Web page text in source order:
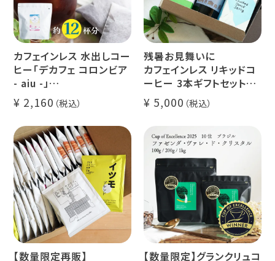
カフェインレス 水出しコー
ヒー「デカフェ コロンビア
- aiu -」
24g×6個（約12杯分）
マウンテンウォータープロ
セス カフェインレスコーヒ
ー豆100%使用 メール便
でお届け
2,160
残暑お見舞いに
カフェインレス リキッドコ
ーヒー 3本ギフトセット
クラッシュド デカフェ ゼリ
ー 1本
デカフェ オレベース【無
糖】1本
デカフェ アイスコーヒー 1
5,000
【数量限定再販】
【数量限定】グランクリュコ